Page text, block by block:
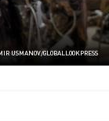
USMANOV/GLOBALLOOKPRESS